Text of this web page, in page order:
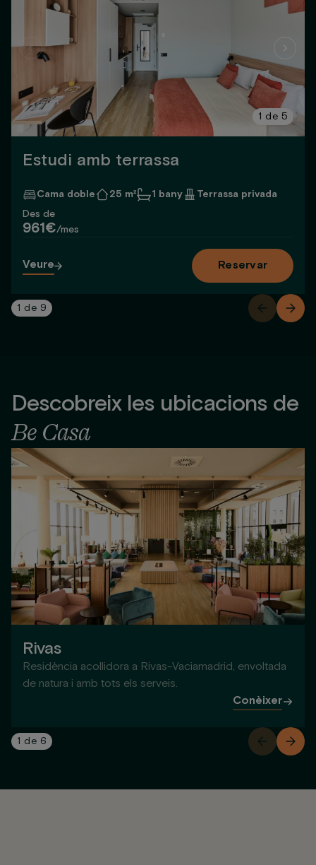
1 de 5
Estudi amb terrassa
Cama doble 25 m² 1 bany
Terrassa privada
Des de
961€/mes
Veure Reservar
1 de 9
Descobreix les ubicacions de
Be Casa
Rivas
Residència acollidora a Rivas-Vaciamadrid, envoltada
de natura i amb tots els serveis.
Conèixer
1 de 6